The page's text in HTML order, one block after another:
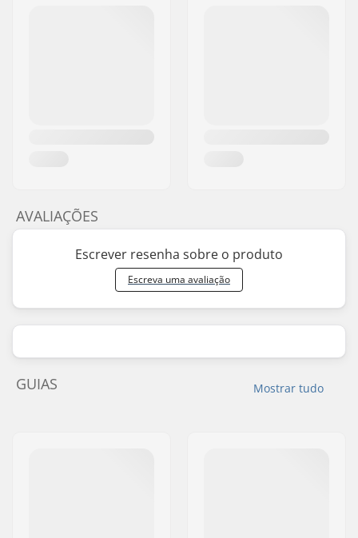
AVALIAÇÕES
Escrever resenha sobre o produto
Escreva uma avaliação
Mostrar tudo
GUIAS